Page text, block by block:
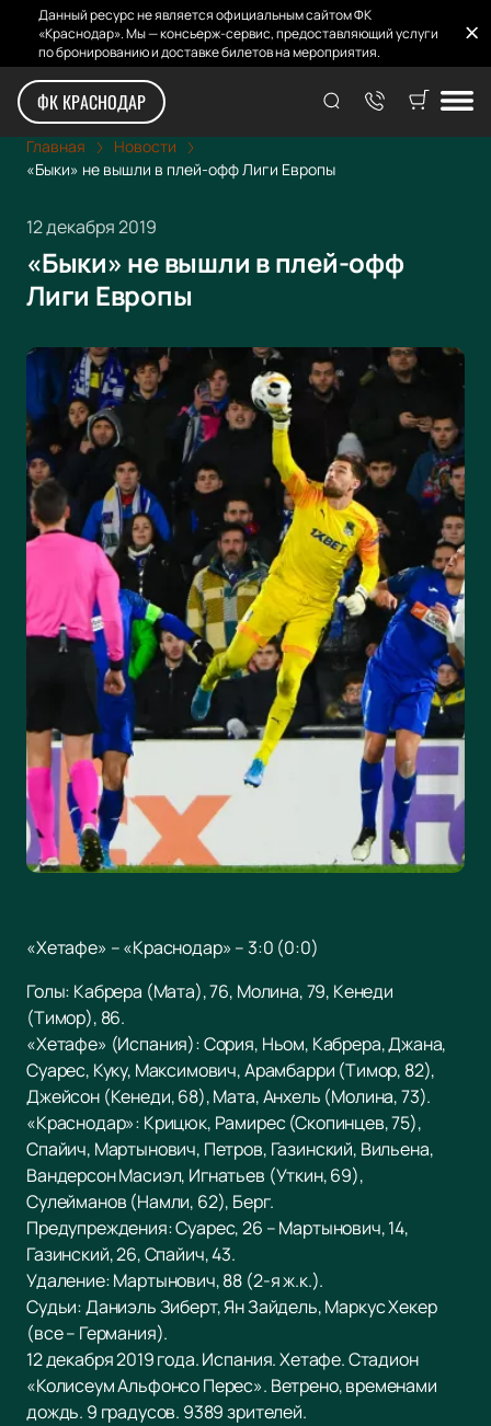
Данный ресурс не является официальным сайтом ФК
«Краснодар». Мы — консьерж-сервис, предоставляющий услуги
по бронированию и доставке билетов на мероприятия.
ФК КРАСНОДАР
Главная
Новости
«Быки» не вышли в плей-офф Лиги Европы
12 декабря 2019
«Быки» не вышли в плей-офф
Лиги Европы
«Хетафе» – «Краснодар» – 3:0 (0:0)
Голы: Кабрера (Мата), 76, Молина, 79, Кенеди
(Тимор), 86.
«Хетафе» (Испания): Сория, Ньом, Кабрера, Джана,
Суарес, Куку, Максимович, Арамбарри (Тимор, 82),
Джейсон (Кенеди, 68), Мата, Анхель (Молина, 73).
«Краснодар»: Крицюк, Рамирес (Скопинцев, 75),
Спайич, Мартынович, Петров, Газинский, Вильена,
Вандерсон Масиэл, Игнатьев (Уткин, 69),
Сулейманов (Намли, 62), Берг.
Предупреждения: Суарес, 26 – Мартынович, 14,
Газинский, 26, Спайич, 43.
Удаление: Мартынович, 88 (2-я ж.к.).
Судьи: Даниэль Зиберт, Ян Зайдель, Маркус Хекер
(все – Германия).
12 декабря 2019 года. Испания. Хетафе. Стадион
«Колисеум Альфонсо Перес». Ветрено, временами
дождь. 9 градусов. 9389 зрителей.